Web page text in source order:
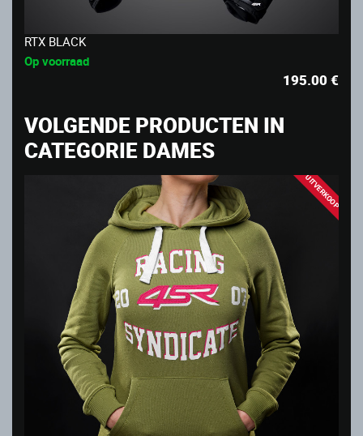
RTX BLACK
Op voorraad
195.00€
VOLGENDE PRODUCTEN IN
CATEGORIE DAMES
UITVERKOOP